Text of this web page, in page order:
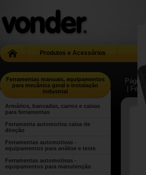
Produtos e Acessórios
Ferramentas manuais, equipamentos
para mecânica geral e instalação
industrial
Armários, bancadas, carros e caixas
para ferramentas
Ferramenta automotiva caixa de
direção
Ferramentas automotivas -
equipamentos para análise e teste
Ferramentas automotivas -
equipamentos para manutenção
Página
|